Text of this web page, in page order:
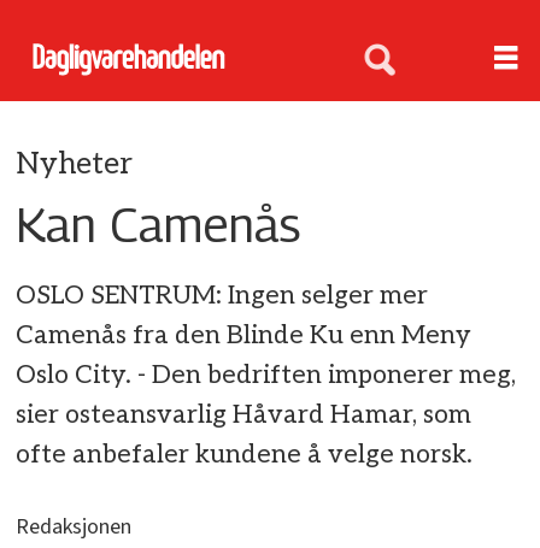
Nyheter
Kan Camenås
OSLO SENTRUM: Ingen selger mer
Camenås fra den Blinde Ku enn Meny
Oslo City. - Den bedriften imponerer meg,
sier osteansvarlig Håvard Hamar, som
ofte anbefaler kundene å velge norsk.
Redaksjonen